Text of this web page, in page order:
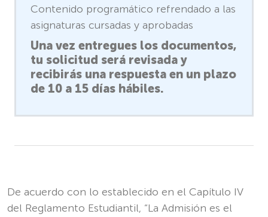
Contenido programático refrendado a las
asignaturas cursadas y aprobadas
Una vez entregues los documentos,
tu solicitud será revisada y
recibirás una respuesta en un plazo
de 10 a 15 días hábiles.
De acuerdo con lo establecido en el Capítulo IV
del Reglamento Estudiantil, “La Admisión es el